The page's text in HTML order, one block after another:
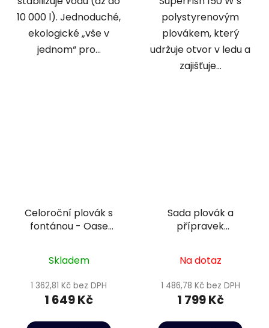
10 000 l). Jednoduché,
ekologické „vše v
jednom“ pro...
polystyrenovým
plovákem, který
udržuje otvor v ledu a
zajišťuje...
Celoroční plovák s
fontánou - Oase
Skladem
1 362,81 Kč bez DPH
1 649 Kč
Sada plovák a
přípravek
Na dotaz
1 486,78 Kč bez DPH
1 799 Kč